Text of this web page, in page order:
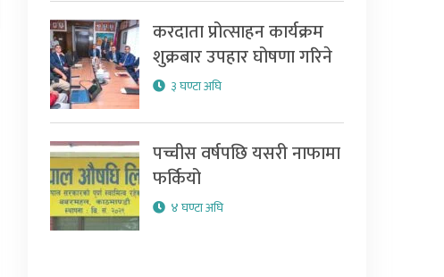
करदाता प्रोत्साहन कार्यक्रम
शुक्रबार उपहार घोषणा गरिने
३ घण्टा अघि
पच्चीस वर्षपछि यसरी नाफामा
फर्कियो
४ घण्टा अघि